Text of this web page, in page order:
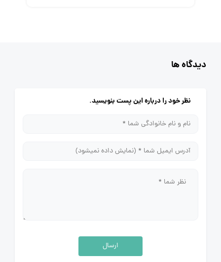
دیدگاه ها
نظر خود را درباره این پست بنویسید.
ارسال